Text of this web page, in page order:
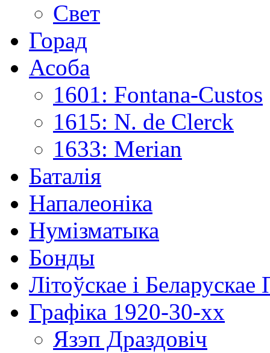
Свет
Горад
Асоба
1601: Fontana-Custos
1615: N. de Clerck
1633: Merian
Баталія
Напалеоніка
Нумізматыка
Бонды
Літоўскае і
Графіка 1920-30-хх
Язэп Драздовіч